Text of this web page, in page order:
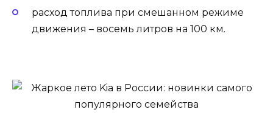
расход топлива при смешанном режиме
движения – восемь литров на 100 км.